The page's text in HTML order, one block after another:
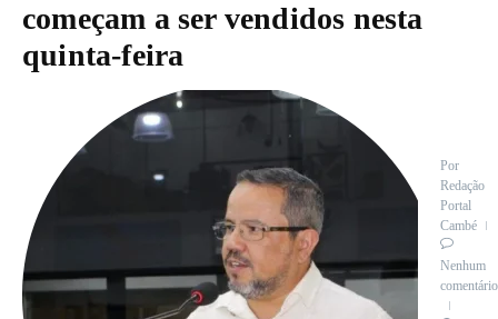
começam a ser vendidos nesta
quinta-feira
Por
Redação
Portal
Cambé
Nenhum
comentário